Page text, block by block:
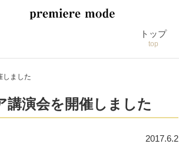
トップ
top
しました
講演会を開催しました
2017.6.2